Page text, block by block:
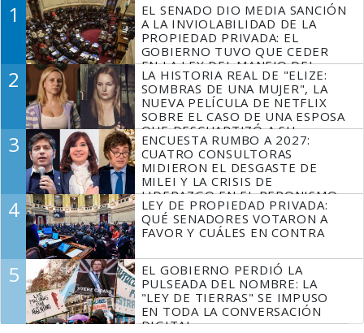
1
EL SENADO DIO MEDIA SANCIÓN
A LA INVIOLABILIDAD DE LA
PROPIEDAD PRIVADA: EL
GOBIERNO TUVO QUE CEDER
EN LA LEY DEL MANEJO DEL
FUEGO
2
LA HISTORIA REAL DE "ELIZE:
SOMBRAS DE UNA MUJER", LA
NUEVA PELÍCULA DE NETFLIX
SOBRE EL CASO DE UNA ESPOSA
QUE DESCUARTIZÓ A SU
MARIDO
3
ENCUESTA RUMBO A 2027:
CUATRO CONSULTORAS
MIDIERON EL DESGASTE DE
MILEI Y LA CRISIS DE
LIDERAZGO EN EL PERONISMO
4
LEY DE PROPIEDAD PRIVADA:
QUÉ SENADORES VOTARON A
FAVOR Y CUÁLES EN CONTRA
5
EL GOBIERNO PERDIÓ LA
PULSEADA DEL NOMBRE: LA
"LEY DE TIERRAS" SE IMPUSO
EN TODA LA CONVERSACIÓN
DIGITAL